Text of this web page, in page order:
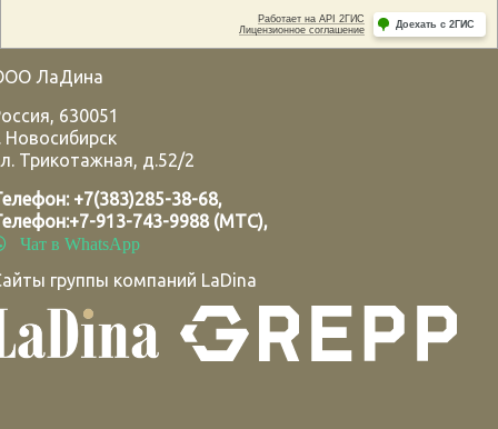
ЛаДина
630051
Новосибирск
Трикотажная, д.52/2
+7(383)285-38-68,
+7-913-743-9988 (МТС),
Чат в WhatsApp
группы компаний LaDina